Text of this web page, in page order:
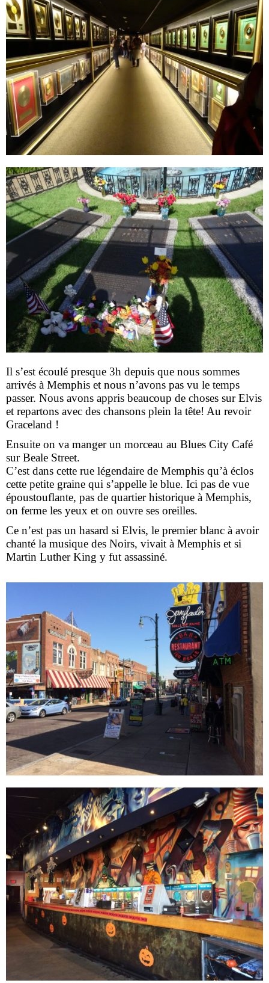
Il s’est écoulé presque 3h depuis que nous sommes
arrivés à Memphis et nous n’avons pas vu le temps
passer. Nous avons appris beaucoup de choses sur Elvis
et repartons avec des chansons plein la tête! Au revoir
Graceland !
Ensuite on va manger un morceau au Blues City Café
sur Beale Street.
C’est dans cette rue légendaire de Memphis qu’à éclos
cette petite graine qui s’appelle le blue. Ici pas de vue
époustouflante, pas de quartier historique à Memphis,
on ferme les yeux et on ouvre ses oreilles.
Ce n’est pas un hasard si Elvis, le premier blanc à avoir
chanté la musique des Noirs, vivait à Memphis et si
Martin Luther King y fut assassiné.